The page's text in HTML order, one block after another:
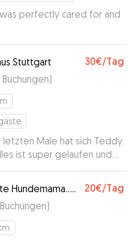
perfectly cared for and
Stuttgart 30€/Tag
Buchungen)
letzten Male hat sich Teddy
ist super gelaufen und
Besonders schön ist,
ist, so dass
Hunden frei spielen
nur sympatisch und sehr
sondern auch
:-)
Hundemama..... 20€/Tag
Buchungen)